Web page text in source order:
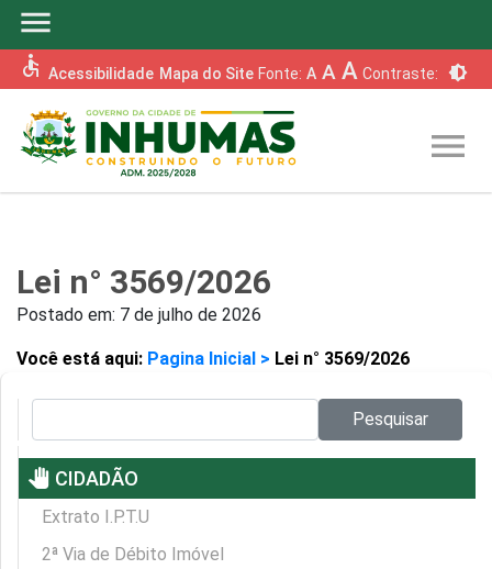
menu
accessible Acessibilidade Mapa do Site Fonte: A A A Contraste: brightness_6
menu
Lei n° 3569/2026
Postado em: 7 de julho de 2026
Você está aqui: Pagina Inicial > Lei n° 3569/2026
Pesquisar
pan_tool CIDADÃO
Extrato I.P.T.U
2ª Via de Débito Imóvel